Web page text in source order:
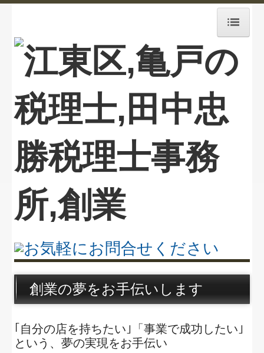
ホーム
お知らせ
事務所紹介
経営理念
FXクラウドシリーズ
改正消費税への対応
円満な相続・事業承継を支援
FX4クラウド
円滑な事業承継を支援
創業の夢をお手伝いします
｢自分の店を持ちたい｣「事業で成功したい｣
という、夢の実現をお手伝い